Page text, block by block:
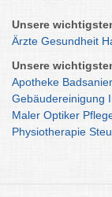
Unsere
Ärzte Gesundheit
Unsere
Apotheke
Gebäudereinigung
Maler Optiker
Physiotherapie